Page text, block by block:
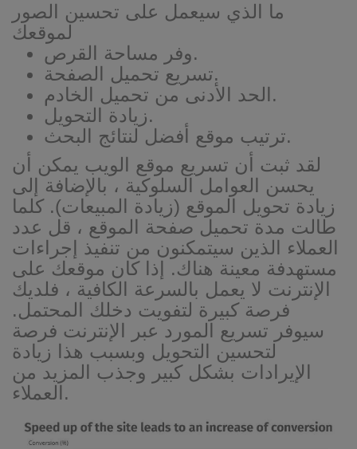
ما الذي سيعمل على تحسين الصور
لموقعك
وفر مساحة القرص.
تسريع تحميل الصفحة.
الحد الأدنى من تحميل الخادم.
زيادة التحويل.
ترتيب موقع أفضل لنتائج البحث.
لقد ثبت أن تسريع موقع الويب يمكن أن
يحسن العوامل السلوكية ، بالإضافة إلى
زيادة تحويل الموقع (زيادة المبيعات). كلما
طالت مدة تحميل صفحة الموقع ، قل عدد
العملاء الذين سيتمكنون من تنفيذ إجراءات
مستهدفة معينة هناك. إذا كان موقعك على
الإنترنت لا يعمل بالسرعة الكافية ، فلديك
فرصة كبيرة لتفويت دخلك المحتمل.
سيوفر تسريع المورد عبر الإنترنت فرصة
لتحسين التحويل وبسبب هذا زيادة
الإيرادات بشكل كبير وجذب المزيد من
العملاء.